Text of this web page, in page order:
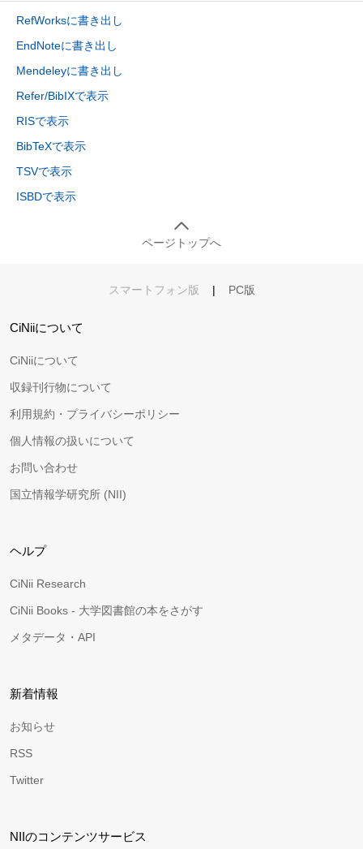
RefWorksに書き出し
EndNoteに書き出し
Mendeleyに書き出し
Refer/BibIXで表示
RISで表示
BibTeXで表示
TSVで表示
ISBDで表示
ページトップへ
スマートフォン版 | PC版
CiNiiについて
CiNiiについて
収録刊行物について
利用規約・プライバシーポリシー
個人情報の扱いについて
お問い合わせ
国立情報学研究所 (NII)
ヘルプ
CiNii Research
CiNii Books - 大学図書館の本をさがす
メタデータ・API
新着情報
お知らせ
RSS
Twitter
NIIのコンテンツサービス